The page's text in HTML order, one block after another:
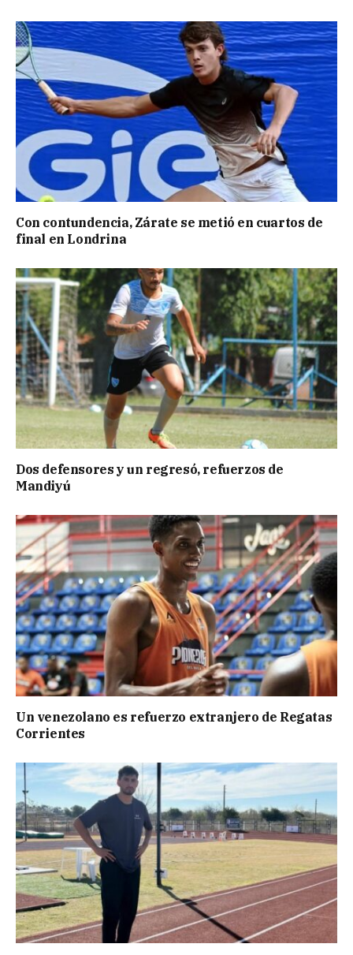
Con contundencia, Zárate se metió en cuartos de
final en Londrina
Dos defensores y un regresó, refuerzos de
Mandiyú
Un venezolano es refuerzo extranjero de Regatas
Corrientes